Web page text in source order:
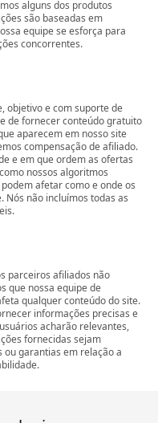
alguns dos produtos
são baseadas em
equipe se esforça para
concorrentes.
objetivo e com suporte de
de fornecer conteúdo gratuito
aparecem em nosso site
compensação de afiliado.
e em que ordem as ofertas
nossos algoritmos
afetar como e onde os
Nós não incluímos todas as
parceiros afiliados não
que nossa equipe de
qualquer conteúdo do site.
informações precisas e
acharão relevantes,
fornecidas sejam
garantias em relação a